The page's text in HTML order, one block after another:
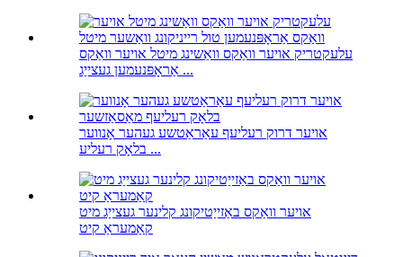
עלעקטריק אויער וואַקס וואַשינג מיטל אויער וואַקס
אַראָפּנעמען געצייַג ...
אויער דרוק רעליעף עאַראַטשע געהער אָנווער
בלאָק רעליע ...
אויער וואַקס באַזייַטיקונג קלינער געצייַג מיט
קאַמעראַ קיט